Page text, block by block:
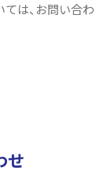
は、お問い合わ
せ